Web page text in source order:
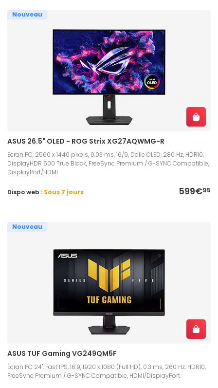
Nouveau
ASUS 26.5" OLED - ROG Strix XG27AQWMG-R
Ecran PC, 2560 x 1440 pixels, 0.03 ms, 16/9, Dalle OLED, 280 Hz, HDR10,
DisplayHDR 500 True Black, FreeSync Premium / G-SYNC Compatible,
DisplayPort/HDMI
599€95
Dispo web : Sous 7 jours
Nouveau
ASUS TUF Gaming VG249QM5F
Écran PC 24", Fast IPS, 16:9, 1920 x 1080 (Full HD), 0.3 ms, 260 Hz, HDR10,
FreeSync Premium / G-SYNC Compatible, HDMI/DisplayPort